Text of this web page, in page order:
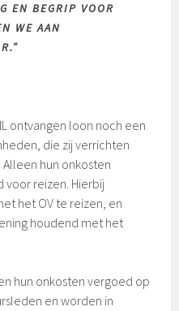
EN BEGRIP VOOR
WE AAN
ontvangen loon noch een
die zij verrichten
hun onkosten
reizen. Hierbij
het OV te reizen, en
houdend met het
hun onkosten vergoed op
en worden in